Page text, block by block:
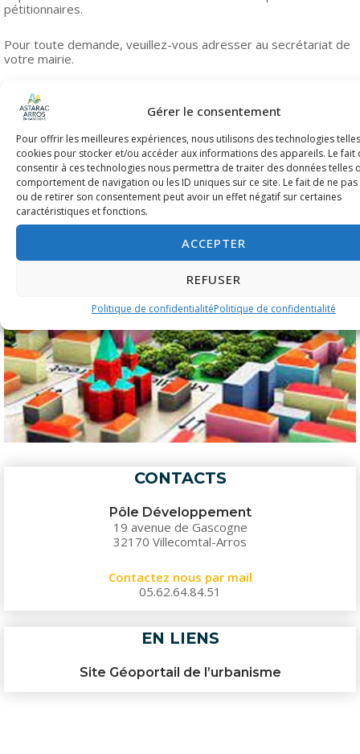
Gérer le consentement
Pour offrir les meilleures expériences, nous utilisons des technologies
cookies pour stocker et/ou accéder aux informations des appareils. Le fait
consentir à ces technologies nous permettra de traiter des données telles
comportement de navigation ou les ID uniques sur ce site. Le fait de ne
ou de retirer son consentement peut avoir un effet négatif sur certaines
caractéristiques et fonctions.
ACCEPTER
REFUSER
Politique de confidentialitéPolitique de confidentialité
pétitionnaires.
Pour toute demande, veuillez-vous adresser au secrétariat de
votre mairie.
Les communes demeurant sans document d’urbanisme
propre, ne sont pas concernées par ces dispositions
législatives
National d’Urbanisme.
C’est le cas des communes de : Bazugues, Lagarde Hachan,
Loubersan, Moncassin, Ponsampère, Saint Elix et Viozan.
CONTACTS
Pôle Développement
19 avenue de Gascogne
32170 Villecomtal-Arros
Contactez nous par mail
05.62.64.84.51
EN LIENS
Site Géoportail de l’urbanisme